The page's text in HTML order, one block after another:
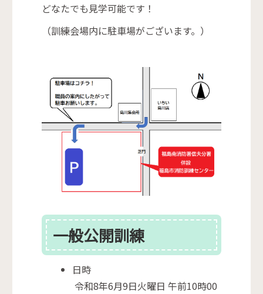
どなたでも見学可能です！
（訓練会場内に駐車場がございます。）
一般公開訓練
日時
令和8年6月9日火曜日 午前10時00